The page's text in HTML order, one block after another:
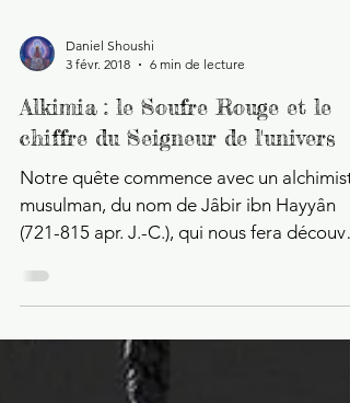
Daniel Shoushi
3 févr. 2018
6 min de lecture
Alkimia : le Soufre Rouge et le
chiffre du Seigneur de l'univers
Notre quête commence avec un
musulman, du nom de Jâbir ibn Hayyân
(721-815 apr. J.-C.), qui nous fera
la doctrine de...